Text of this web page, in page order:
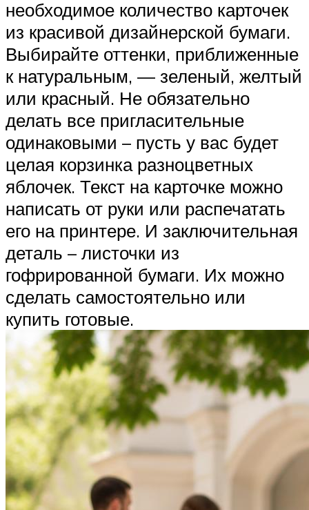
необходимое количество карточек
из красивой дизайнерской бумаги.
Выбирайте оттенки, приближенные
к натуральным, — зеленый, желтый
или красный. Не обязательно
делать все пригласительные
одинаковыми – пусть у вас будет
целая корзинка разноцветных
яблочек. Текст на карточке можно
написать от руки или распечатать
его на принтере. И заключительная
деталь – листочки из
гофрированной бумаги. Их можно
сделать самостоятельно или
купить готовые.